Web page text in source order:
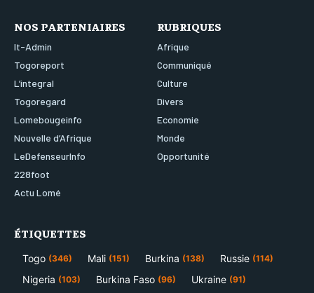
NOS PARTENIAIRES
It-Admin
Togoreport
L’integral
Togoregard
Lomebougeinfo
Nouvelle d’Afrique
LeDefenseurInfo
228foot
Actu Lomé
RUBRIQUES
Afrique
Communiqué
Culture
Divers
Economie
Monde
Opportunité
ÉTIQUETTES
Togo (346) Mali (151) Burkina (138) Russie (114)
Nigeria (103) Burkina Faso (96) Ukraine (91)